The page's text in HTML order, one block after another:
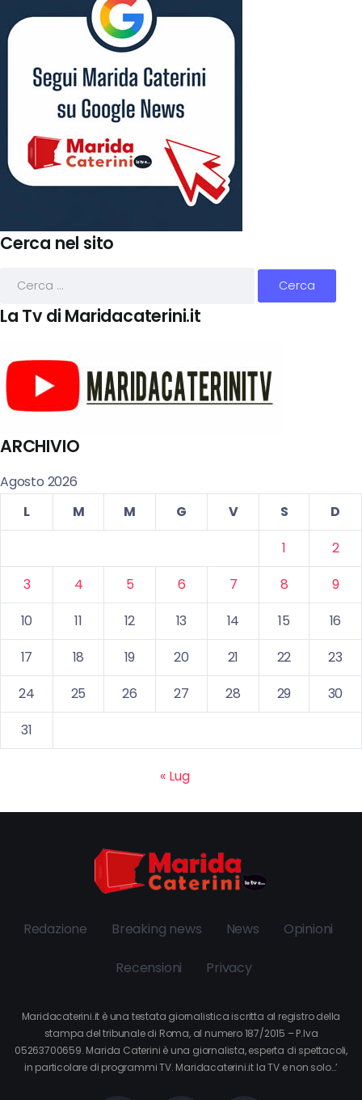
Cerca nel sito
La Tv di Maridacaterini.it
ARCHIVIO
Agosto 2026
L
M M G V S
D
1
2
3
4 5 6 7 8
9
10
11 12 13 14 15
16
17
18 19 20 21 22
23
24
25 26 27 28 29
30
31
« Lug
Redazione Breaking news News Opinioni
Recensioni Privacy
Maridacaterini.it è una testata giornalistica iscritta al registro della
stampa del tribunale di Roma, al numero 187/2015 – P.Iva
05263700659. Marida Caterini è una giornalista, esperta di spettacoli,
in particolare di programmi TV. Maridacaterini.it la TV e non solo…’